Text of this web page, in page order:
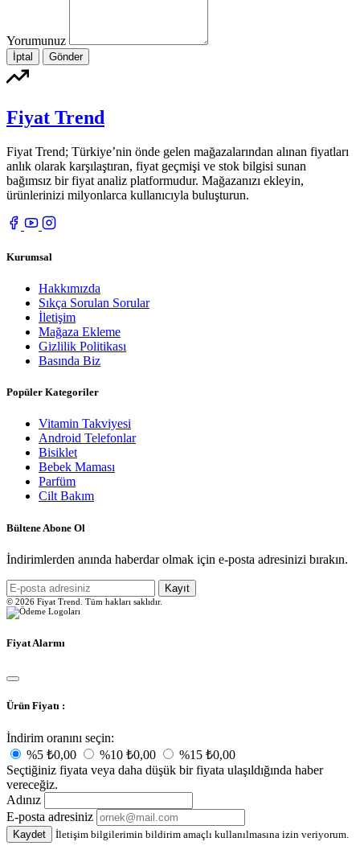
Yorumunuz
İptal Gönder
Fiyat Trend
Fiyat Trend; Türkiye’nin önde gelen mağazalarından alınan fiyatları
anlık olarak karşılaştıran, fiyat geçmişi ve stok bilgisi sunan
bağımsız bir fiyat analiz platformudur. Mağazanızı ekleyin,
ürünlerinizi milyonlarca kullanıcıyla buluşturun.
Kurumsal
Hakkımızda
Sıkça Sorulan Sorular
İletişim
Mağaza Ekleme
Gizlilik Politikası
Basında Biz
Popüler Kategoriler
Vitamin Takviyesi
Android Telefonlar
Bisiklet
Bebek Maması
Parfüm
Cilt Bakım
Bültene Abone Ol
İndirimlerden anında haberdar olmak için e-posta adresinizi bırakın.
Kayıt
© 2026 Fiyat Trend. Tüm hakları saklıdır.
Fiyat Alarmı
Ürün Fiyatı :
İndirim oranını seçin:
%5 ₺0,00 %10 ₺0,00 %15 ₺0,00
Seçtiğiniz fiyata veya daha düşük bir fiyata ulaşıldığında haber
vereceğiz.
Adınız
E-posta adresiniz
Kaydet İletişim bilgilerimin bildirim amaçlı kullanılmasına izin veriyorum.